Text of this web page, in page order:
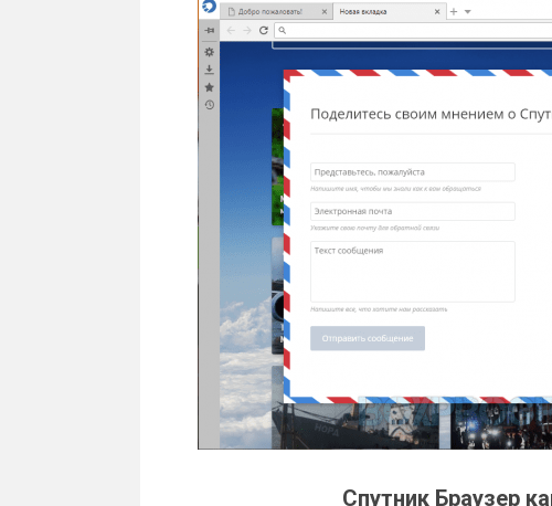
Спутник Браузер